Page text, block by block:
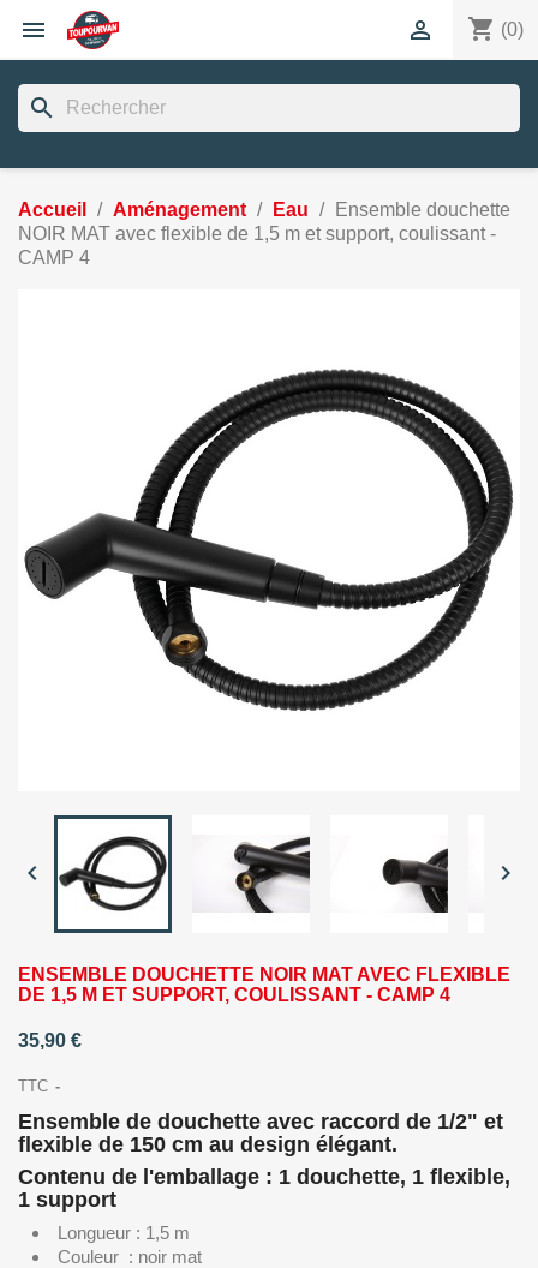
 shopping_cart (0)

search
Accueil Aménagement Eau
Ensemble douchette
NOIR MAT avec flexible de 1,5 m et support, coulissant -
CAMP 4
 
ENSEMBLE DOUCHETTE NOIR MAT AVEC FLEXIBLE
DE 1,5 M ET SUPPORT, COULISSANT - CAMP 4
35,90 €
TTC
Ensemble de douchette avec raccord de 1/2" et
flexible de 150 cm au design élégant.
Contenu de l'emballage : 1 douchette, 1 flexible,
1 support
Longueur : 1,5 m
Couleur : noir mat